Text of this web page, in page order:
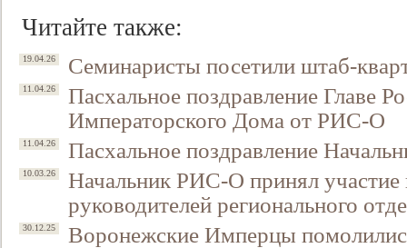
Читайте также:
19.04.26 Семинаристы посетили штаб-
11.04.26
Пасхальное поздравление Главе
Императорского Дома от РИС-О
11.04.26 Пасхальное поздравление
10.03.26
Начальник РИС-О принял участие
руководителей регионального
30.12.25 Воронежские Имперцы